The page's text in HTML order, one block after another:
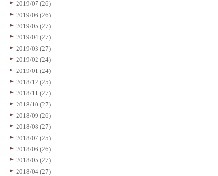
2019/07 (26)
2019/06 (26)
2019/05 (27)
2019/04 (27)
2019/03 (27)
2019/02 (24)
2019/01 (24)
2018/12 (25)
2018/11 (27)
2018/10 (27)
2018/09 (26)
2018/08 (27)
2018/07 (25)
2018/06 (26)
2018/05 (27)
2018/04 (27)